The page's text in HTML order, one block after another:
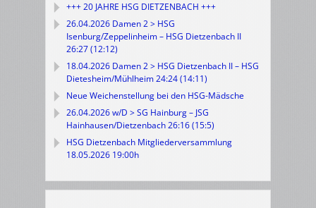
+++ 20 JAHRE HSG DIETZENBACH +++
26.04.2026 Damen 2 > HSG
Isenburg/Zeppelinheim – HSG Dietzenbach II
26:27 (12:12)
18.04.2026 Damen 2 > HSG Dietzenbach II – HSG
Dietesheim/Mühlheim 24:24 (14:11)
Neue Weichenstellung bei den HSG-Mädsche
26.04.2026 w/D > SG Hainburg – JSG
Hainhausen/Dietzenbach 26:16 (15:5)
HSG Dietzenbach Mitgliederversammlung
18.05.2026 19:00h